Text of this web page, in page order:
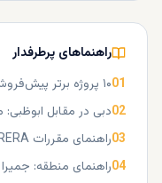
راهنماهای پرطرفدار
01۱۰ پروژه برتر پیش‌فروش در ۲۰۲۵
02دبی در مقابل
03راهنمای مقررات RERA و DLD
04راهنمای منطقه: